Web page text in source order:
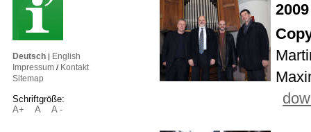
Deutsch | English
Impressum / Kontakt
Sitemap
Schriftgröße:
A+
A A -
2009